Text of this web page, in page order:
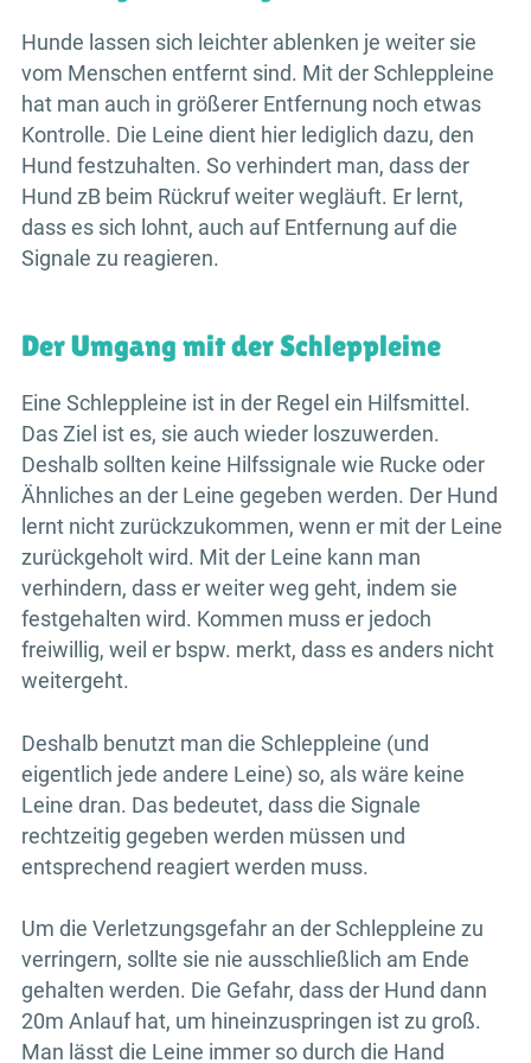
Hunde lassen sich leichter ablenken je weiter sie
vom Menschen entfernt sind. Mit der Schleppleine
hat man auch in größerer Entfernung noch etwas
Kontrolle. Die Leine dient hier lediglich dazu, den
Hund festzuhalten. So verhindert man, dass der
Hund zB beim Rückruf weiter wegläuft. Er lernt,
dass es sich lohnt, auch auf Entfernung auf die
Signale zu reagieren.
Der Umgang mit der Schleppleine
Eine Schleppleine ist in der Regel ein Hilfsmittel.
Das Ziel ist es, sie auch wieder loszuwerden.
Deshalb sollten keine Hilfssignale wie Rucke oder
Ähnliches an der Leine gegeben werden. Der Hund
lernt nicht zurückzukommen, wenn er mit der Leine
zurückgeholt wird. Mit der Leine kann man
verhindern, dass er weiter weg geht, indem sie
festgehalten wird. Kommen muss er jedoch
freiwillig, weil er bspw. merkt, dass es anders nicht
weitergeht.
Deshalb benutzt man die Schleppleine (und
eigentlich jede andere Leine) so, als wäre keine
Leine dran. Das bedeutet, dass die Signale
rechtzeitig gegeben werden müssen und
entsprechend reagiert werden muss.
Um die Verletzungsgefahr an der Schleppleine zu
verringern, sollte sie nie ausschließlich am Ende
gehalten werden. Die Gefahr, dass der Hund dann
20m Anlauf hat, um hineinzuspringen ist zu groß.
Man lässt die Leine immer so durch die Hand